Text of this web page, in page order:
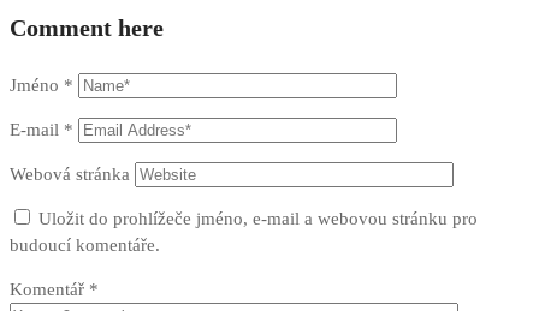
Comment here
Jméno *
E-mail *
Webová stránka
Uložit do prohlížeče jméno, e-mail a webovou stránku pro
budoucí komentáře.
Komentář *